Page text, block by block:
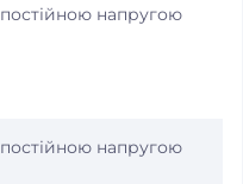
постійною напругою
постійною напругою